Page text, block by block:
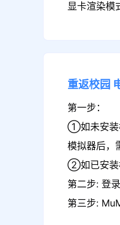
显卡渲染模
重返校园
第一步：
①如未安装
模拟器后，
②如已安装
第二步: 登
第三步: